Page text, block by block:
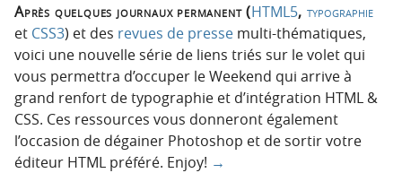
Après quelques journaux permanent (HTML5, typographie
et CSS3) et des revues de presse multi-thématiques,
voici une nouvelle série de liens triés sur le volet qui
vous permettra d’occuper le Weekend qui arrive à
grand renfort de typographie et d’intégration HTML &
CSS. Ces ressources vous donneront également
l’occasion de dégainer Photoshop et de sortir votre
éditeur HTML préféré. Enjoy! →